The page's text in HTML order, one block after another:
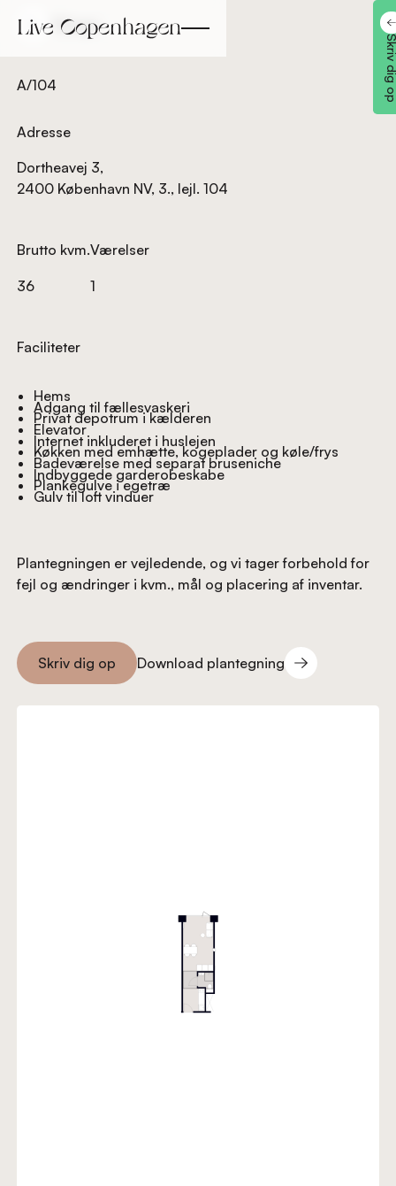
Tilbage
A/104
Adresse
Dortheavej 3,
2400 København NV, 3., lejl. 104
Brutto kvm.
36
Værelser
1
Faciliteter
Hems
Adgang til fællesvaskeri
Privat depotrum i kælderen
Elevator
Internet inkluderet i huslejen
Køkken med emhætte, kogeplader og køle/frys
Badeværelse med separat bruseniche
Indbyggede garderobeskabe
Plankegulve i egetræ
Gulv til loft vinduer
Plantegningen er vejledende, og vi tager forbehold for
fejl og ændringer i kvm., mål og placering af inventar.
Skriv dig op
Skriv dig op
Download plantegning
Download plantegning